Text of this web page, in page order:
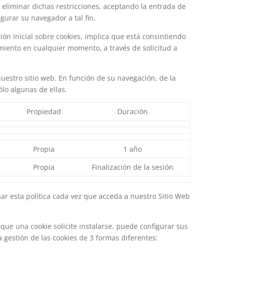
dichas restricciones, aceptando la entrada de
su navegador a tal fin.
inicial sobre cookies, implica que está consintiendo
en cualquier momento, a través de solicitud a
sitio web. En función de su navegación, de la
algunas de ellas.
Propiedad Duración
Propia
1 año
Propia Finalización de la sesión
esta política cada vez que acceda a nuestro Sitio Web
una cookie solicite instalarse, puede configurar sus
de las cookies de 3 formas diferentes: